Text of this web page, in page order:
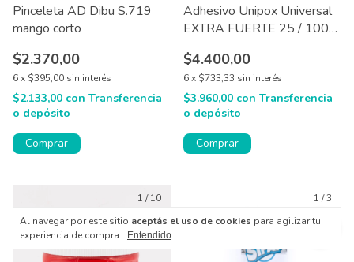
Al navegar por este sitio aceptás el uso de cookies para agilizar tu
experiencia de compra.
Entendido
Pinceleta AD Dibu S.719
mango corto
$2.370,00
6x $395,00 sin interés
$2.133,00 con Transferencia
o depósito
Comprar
Adhesivo Unipox Universal
EXTRA FUERTE 25 / 100
$4.400,00
6x $733,33 sin interés
$3.960,00 con Transferencia
o depósito
Comprar
1 /10 1 /3